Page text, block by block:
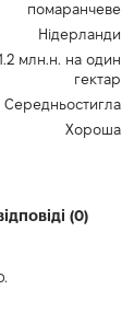
помаранчеве
Нідерланди
млн.н. на один
гектар
Середньостигла
Хороша
(0)